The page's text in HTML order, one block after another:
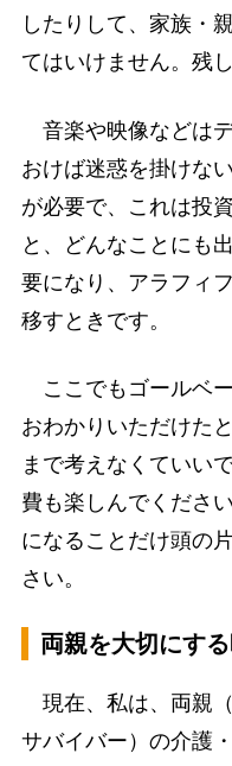
したりして、家族・
てはいけません。残
音楽や映像などは
おけば迷惑を掛けな
が必要で、これは投
と、どんなことにも
要になり、アラフィ
移すときです。
ここでもゴールベ
おわかりいただけた
まで考えなくていい
費も楽しんでくださ
になることだけ頭の
さい。
両親を大切にす
現在、私は、両親
サバイバー）の介護